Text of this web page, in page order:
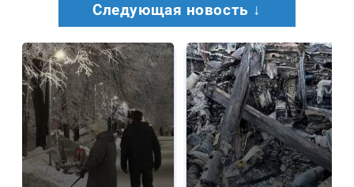
Следующая новость ↓